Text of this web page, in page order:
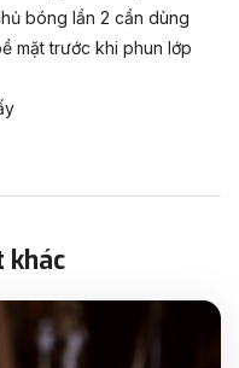
bóng lần 2 cần dùng
mặt trước khi phun lớp
khác